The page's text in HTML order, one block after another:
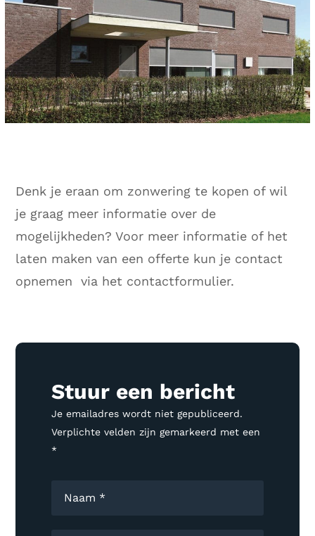
Denk je eraan om zonwering te kopen of wil
je graag meer informatie over de
mogelijkheden? Voor meer informatie of het
laten maken van een offerte kun je contact
opnemen via het contactformulier.
Stuur een bericht
Je emailadres wordt niet gepubliceerd.
Verplichte velden zijn gemarkeerd met een
*